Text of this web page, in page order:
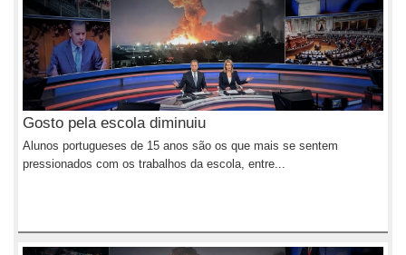
Gosto pela escola diminuiu
Alunos portugueses de 15 anos são os que mais se sentem
pressionados com os trabalhos da escola, entre...